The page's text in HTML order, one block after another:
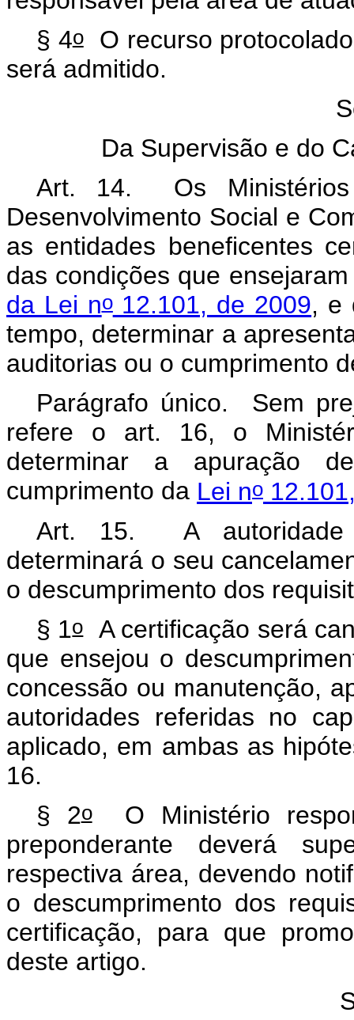
§ 4oO recurso
será admitido.
Da Supervisão e do
Art. 14. Os
Desenvolvimento Social e
as entidades beneficentes
das condições que
da Lei no12.101, de 2009, e
tempo, determinar a
auditorias ou o cumprimento
Parágrafo único. Sem
refere o art. 16, o
determinar a apuração
cumprimento da Lei no
Art. 15. A autoridade
determinará o seu
o descumprimento dos
§ 1oA certificação será
que ensejou o
concessão ou manutenção,
autoridades referidas no
aplicado, em ambas as
16.
§ 2oO Ministério
preponderante deverá
respectiva área, devendo
o descumprimento dos
certificação, para que
deste artigo.